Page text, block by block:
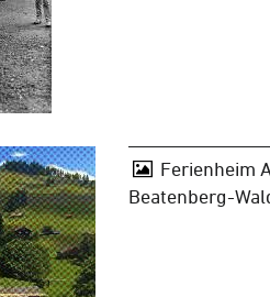
Ferienheim
Beatenberg-